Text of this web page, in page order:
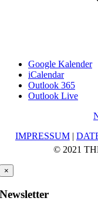
Google Kalender
iCalendar
Outlook 365
Outlook Live
IMPRESSUM|
© 2021
×
Newsletter